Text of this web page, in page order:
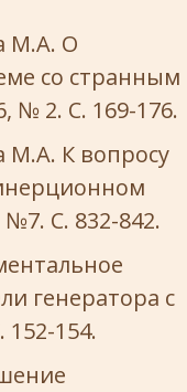
М.А. О
со странным
№ 2. С. 169-176.
М.А. К вопросу
С. 832-842.
генератора с
154.